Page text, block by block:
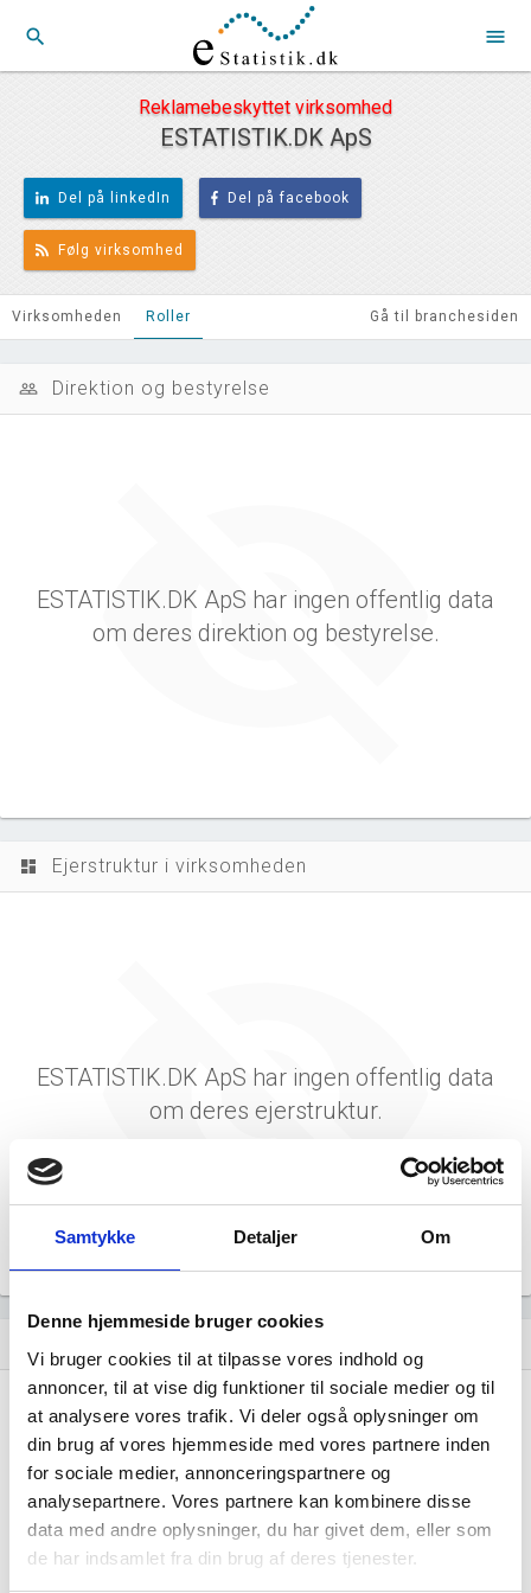
Samtykke Detaljer Om
Denne hjemmeside bruger cookies
Vi bruger cookies til at tilpasse vores indhold og
annoncer, til at vise dig funktioner til sociale medier og til
at analysere vores trafik. Vi deler også oplysninger om
din brug af vores hjemmeside med vores partnere inden
for sociale medier, annonceringspartnere og
analysepartnere. Vores partnere kan kombinere disse
data med andre oplysninger, du har givet dem, eller som
de har indsamlet fra din brug af deres tjenester.
search menu
Reklamebeskyttet virksomhed
ESTATISTIK.DK ApS
Del på linkedIn Del på facebook
Følg virksomhed
Virksomheden Roller Gå til branchesiden
people_outline Direktion og bestyrelse
ESTATISTIK.DK ApS har ingen offentlig data
om deres direktion og bestyrelse.
dashboard Ejerstruktur i virksomheden
ESTATISTIK.DK ApS har ingen offentlig data
om deres ejerstruktur.
ESTATISTIK.DK ApS har ingen